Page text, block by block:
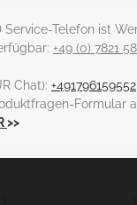
Service-Telefon ist
+49 (0) 7821
Chat): +491796159552
Formular
>>